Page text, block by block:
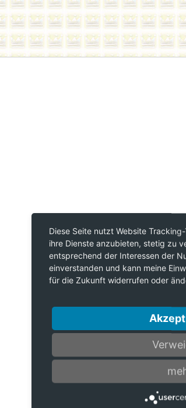
Diese Seite nutzt Website
ihre Dienste anzubieten, stetig zu
entsprechend der Interessen der
einverstanden und kann meine
für die Zukunft widerrufen oder